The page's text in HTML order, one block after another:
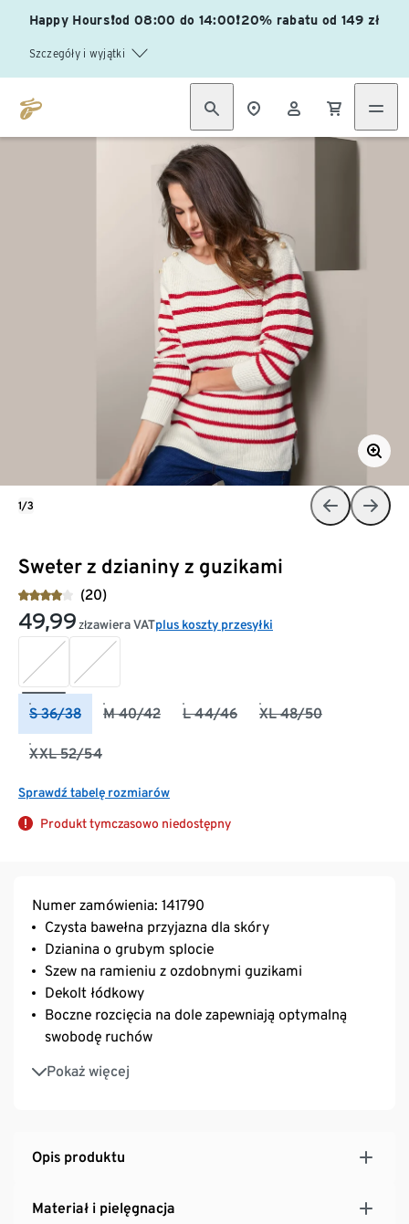
Happy Hours❗od 08:00 do 14:00❗20% rabatu od 149 zł
Szczegóły i wyjątki
Sweter z dzianiny z guzikami
(20)
49,99 złzawiera VATplus koszty przesyłki
S 36/38 M 40/42 L 44/46 XL 48/50
XXL 52/54
Sprawdź tabelę rozmiarów
Produkt tymczasowo niedostępny
1/3
Numer zamówienia: 141790
Czysta bawełna przyjazna dla skóry
Dzianina o grubym splocie
Szew na ramieniu z ozdobnymi guzikami
Dekolt łódkowy
Boczne rozcięcia na dole zapewniają optymalną
swobodę ruchów
Pokaż więcej
Elastyczny ściągacz przy wycięciu pod szyją, na
końcach rękawów oraz na dole
Opis produktu
Materiał i pielęgnacja